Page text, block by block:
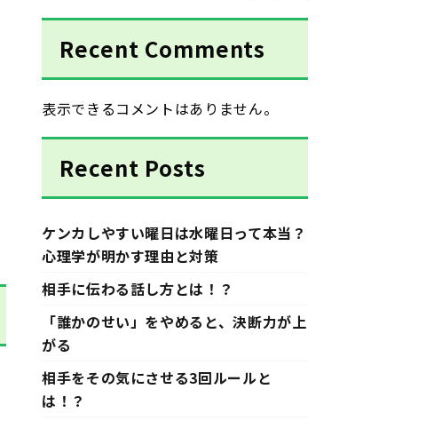
Recent Comments
表示できるコメントはありません。
Recent Posts
ケンカしやすい曜日は水曜日って本当？
心理学が明かす理由と対策
相手に伝わる話し方とは！？
「誰かのせい」をやめると、決断力が上
がる
相手をその気にさせる3回ルールと
は！？